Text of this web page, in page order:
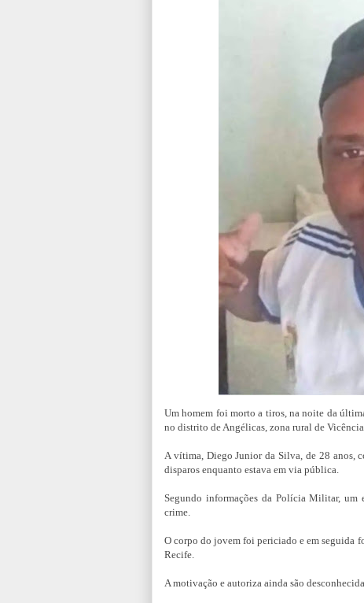
Um homem foi morto a tiros, na noite da
no distrito de Angélicas, zona rural de
A vítima, Diego Junior da Silva, de 28 anos,
disparos enquanto estava em via pública.
Segundo informações da Polícia Militar,
crime.
O corpo do jovem foi periciado e em
Recife.
A motivação e autoriza ainda são